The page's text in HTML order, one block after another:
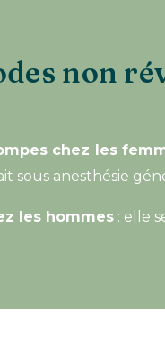
non
chez les
sous anesthésie
les hommes : elle